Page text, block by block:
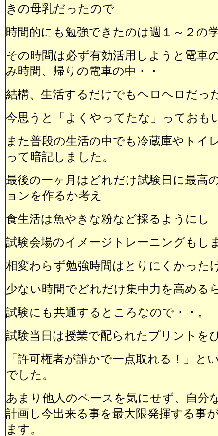
きの母乳だったので
時間的にも勉強できたのは週１～２の
その時間は必ず有効活用しようと電車
み時間、帰りの電車の中・・
結構、生活するだけでもヘロヘロだっ
今思うと「よくやってたな」っておも
また普段の生活の中でも冷蔵庫やトイ
って暗記しました。
最後の一ヶ月はどれだけ試験日に最高
ョンを作るか考え
食生活は魚やきな粉など採るようにし
試験会場のイメージトレーニングもし
相変わらず勉強時間はとりにくかった
少ない時間でどれだけ集中力を高める
試験にも共通するところなので・・。
試験当日は授業で配られたプリントを
「許可権者が誰かで一点取れる！」と
でした。
あまり他人のペースを気にせず、自分
計画し今出来る事を最大限発揮する事
ます。